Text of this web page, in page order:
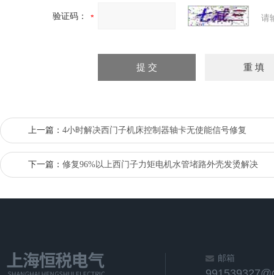
验证码： 请
上一篇： 4小时解决西门子机床控制器轴卡无使能信号修复
下一篇： 修复96%以上西门子力矩电机水管堵路外壳发烫解决
邮箱